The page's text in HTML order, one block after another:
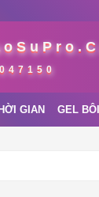
GIAN GEL